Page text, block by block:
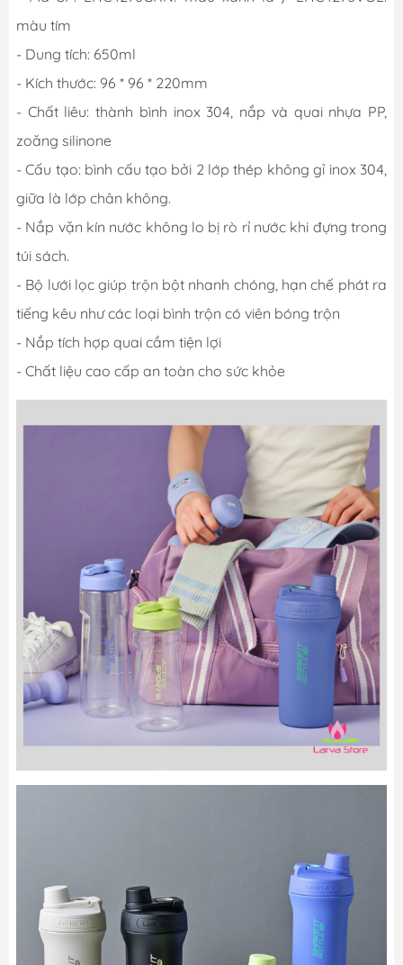
màu tím
- Dung tích: 650ml
- Kích thước: 96 * 96 * 220mm
- Chất liêu: thành bình inox 304, nắp và quai nhựa PP,
zoăng silinone
- Cấu tạo: bình cấu tạo bởi 2 lớp thép không gỉ inox 304,
giữa là lớp chân không.
- Nắp vặn kín nước không lo bị rò rỉ nước khi đựng trong
túi sách.
- Bộ lưới lọc giúp trộn bột nhanh chóng, hạn chế phát ra
tiếng kêu như các loại bình trộn có viên bóng trộn
- Nắp tích hợp quai cầm tiện lợi
- Chất liệu cao cấp an toàn cho sức khỏe